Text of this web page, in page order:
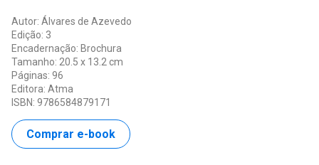
Autor: Álvares de Azevedo
Edição: 3
Encadernação: Brochura
Tamanho: 20.5 x 13.2 cm
Páginas: 96
Editora: Atma
ISBN: 9786584879171
Comprar e-book